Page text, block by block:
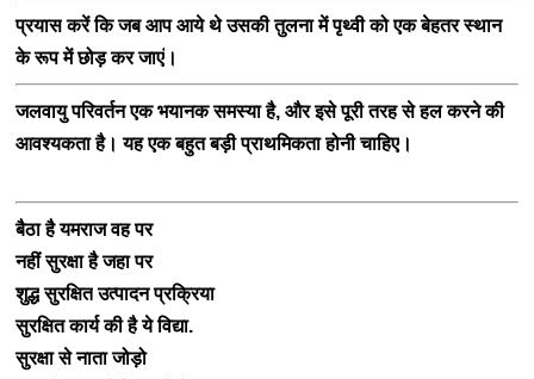
प्रयास करें कि जब आप आये थे उसकी तुलना में पृथ्वी को एक बेहतर स्थान
के रूप में छोड़ कर जाएं ।
जलवायु परिवर्तन एक भयानक समस्या है, और इसे पूरी तरह से हल करने की
आवश्यकता है। यह एक बहुत बड़ी प्राथमिकता होनी चाहिए ।
बैठा है यमराज वह पर
नहीं सुरक्षा है जहा पर
शुद्ध सुरक्षित उत्पादन प्रक्रिया
सुरक्षित कार्य की है ये विद्या.
सुरक्षा से नाता जोड़ो